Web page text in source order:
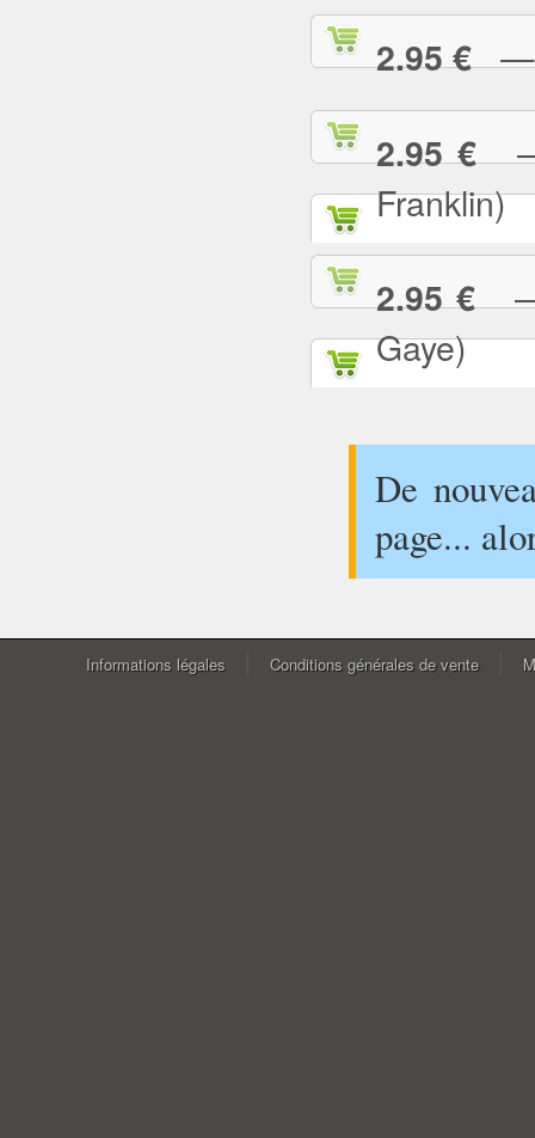
2.95 €—
2.95 €—
Franklin)
2.95 €—
Gaye)
De
page...
Informations légales Conditions générales de vente